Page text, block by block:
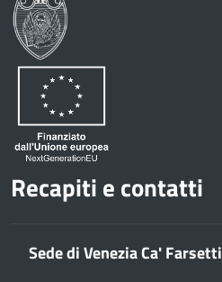
Recapiti e contatti
Sede di Venezia Ca' Farsetti